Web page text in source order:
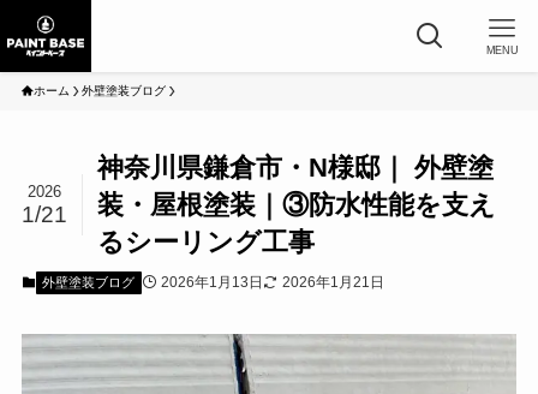
MENU
ホーム 外壁塗装ブログ
神奈川県鎌倉市・N様邸｜ 外壁塗
装・屋根塗装｜③防水性能を支え
るシーリング工事
2026
1/21
外壁塗装ブログ 2026年1月13日 2026年1月21日